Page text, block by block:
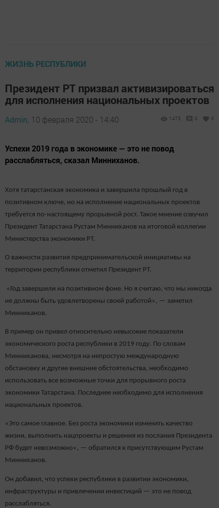
ЖИЗНЬ РЕСПУБЛИКИ
Президент РТ призвал активизироваться
для исполнения национальных проектов
Admin, 10 февраля 2020 - 14:40 1473 0 0
Успехи 2019 года в экономике — это не повод
расслабляться, сказал Минниханов.
Хотя татарстанская экономика и завершила прошлый год в
позитивном ключе, но на исполнение национальных проектов
требуется по-настоящему прорывной рост. Такое мнение озвучил
Президент Татарстана Рустам Минниханов на итоговой коллегии
Министерства экономики РТ.
О важности развития предпринимательской инициативы на
территории республики отметил Президент РТ.
«Год завершили на позитивном фоне. Но я считаю, что мы никогда
не должны быть удовлетворены своей работой», — заметил
Минниханов.
В пример он привел относительно невысокие показатели
экономического роста республики в 2019 году. По словам
Минниханова, несмотря на непростую международную
обстановку и другие внешние обстоятельства, необходимо
использовать все возможные точки для прорывного роста
экономики Татарстана. Последнее необходимо для исполнения
национальных проектов.
«Это самое главное. Без роста экономики изменить качество
жизни, выполнить нацпроекты и решения из послания Президента
РФ будет невозможно», — обратился к присутствующим Рустам
Минниханов.
Он добавил, что успехи республики в развитии экономики,
инфраструктуры и привлечении инвестиций — это не повод
расслабляться.